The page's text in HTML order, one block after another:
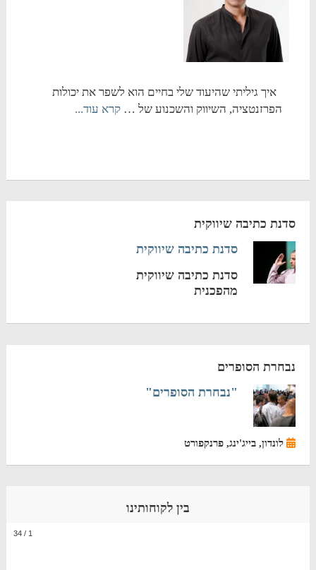
איך גיליתי שהיעוד שלי בחיים הוא לשפר את יכולות
הפרזנטציה, השיווק והשכנוע של … קרא עוד...
סדנת כתיבה שיווקית
סדנת כתיבה שיווקית
סדנת כתיבה שיווקית
מהפכנית
נבחרת הסופרים
"נבחרת הסופרים"
לונדון, בייג'ינג, פרנקפורט
בין לקוחותינו
1
/
34